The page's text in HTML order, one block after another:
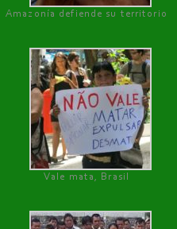
Amazonía defiende su territorio
Vale mata, Brasil